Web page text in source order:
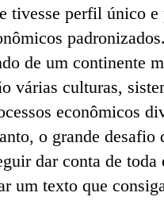
tivesse perfil único
de um continente
várias culturas,
econômicos
o grande desafio
dar conta de toda
um texto que